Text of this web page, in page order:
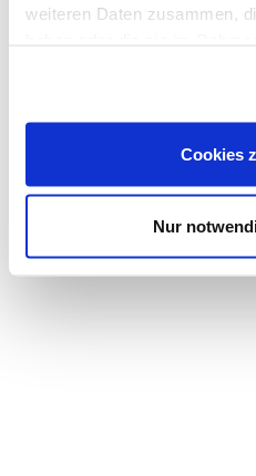
weiteren Daten zusammen,
Cookies
Nur